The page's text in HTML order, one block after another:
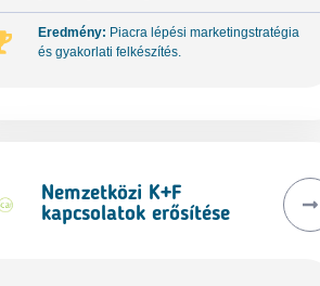
Eredmény: Piacra lépési marketingstratégia
és gyakorlati felkészítés.
Nemzetközi K+F
kapcsolatok erősítése